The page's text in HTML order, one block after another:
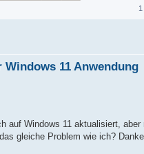
Windows 11 Anwendung
auf Windows 11 aktualisiert,
gleiche Problem wie ich?